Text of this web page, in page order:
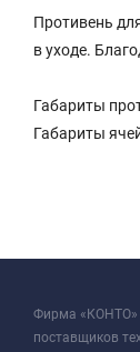
Противень
в уходе.
Габариты
Габариты
Фирма «КОНТО»
поставщиков